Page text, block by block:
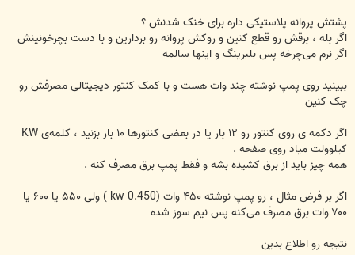
پشتش پروانه پلاستیکی داره برای خنک شدنش ؟
اگر بله ، برقش رو قطع کنین و روکش پروانه رو بردارین و با دست بچرخونینش
اگر نرم می‌چرخه پس بلبرینگ و اینها سالمه
ببینید روی پمپ نوشته چند وات هست و با کمک کنتور دیجیتالی مصرفش رو
چک کنین
اگر دکمه ی روی کنتور رو ۱۲ بار یا در بعضی کنتورها ۱۰ بار بزنید ، کلمه‌ی KW
کیلوولت میاد روی صفحه .
همه چیز باید از برق کشیده بشه و فقط پمپ برق مصرف کنه .
اگر بر فرض مثال ، رو پمپ نوشته ۴۵۰ وات (0.450 kw ) ولی ۵۵۰ یا ۶۰۰ یا
۷۰۰ وات برق مصرف می‌کنه پس نیم سوز شده
نتیجه رو اطلاع بدین